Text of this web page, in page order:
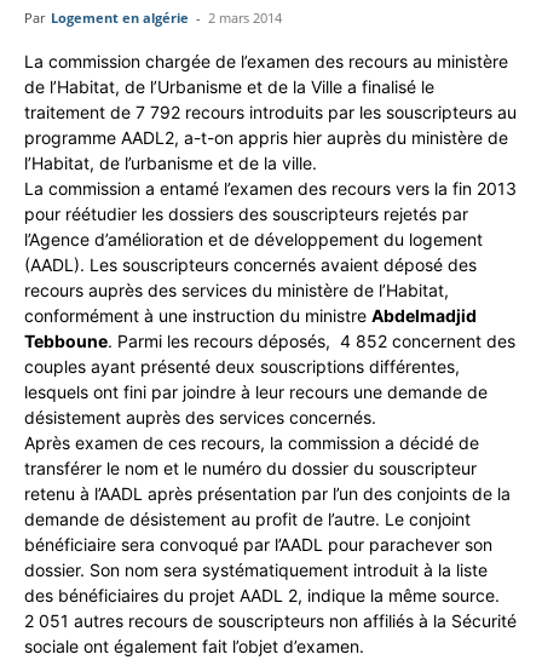
Par Logement en algérie - 2 mars 2014
La commission chargée de l’examen des recours au ministère
de l’Habitat, de l’Urbanisme et de la Ville a finalisé le
traitement de 7 792 recours introduits par les souscripteurs au
programme AADL2, a-t-on appris hier auprès du ministère de
l’Habitat, de l’urbanisme et de la ville.
La commission a entamé l’examen des recours vers la fin 2013
pour réétudier les dossiers des souscripteurs rejetés par
l’Agence d’amélioration et de développement du logement
(AADL). Les souscripteurs concernés avaient déposé des
recours auprès des services du ministère de l’Habitat,
conformément à une instruction du ministre Abdelmadjid
Tebboune. Parmi les recours déposés, 4 852 concernent des
couples ayant présenté deux souscriptions différentes,
lesquels ont fini par joindre à leur recours une demande de
désistement auprès des services concernés.
Après examen de ces recours, la commission a décidé de
transférer le nom et le numéro du dossier du souscripteur
retenu à l’AADL après présentation par l’un des conjoints de la
demande de désistement au profit de l’autre. Le conjoint
bénéficiaire sera convoqué par l’AADL pour parachever son
dossier. Son nom sera systématiquement introduit à la liste
des bénéficiaires du projet AADL 2, indique la même source.
2 051 autres recours de souscripteurs non affiliés à la Sécurité
sociale ont également fait l’objet d’examen.